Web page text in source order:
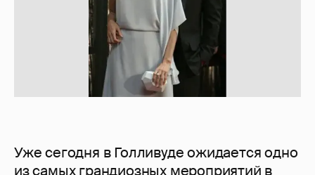
Уже сегодня в Голливуде ожидается одно
из самых грандиозных мероприятий в